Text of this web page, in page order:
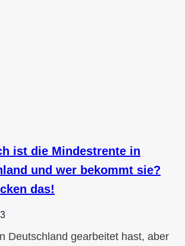
ist die Mindestrente in
und wer bekommt sie?
das!
Deutschland gearbeitet hast, aber